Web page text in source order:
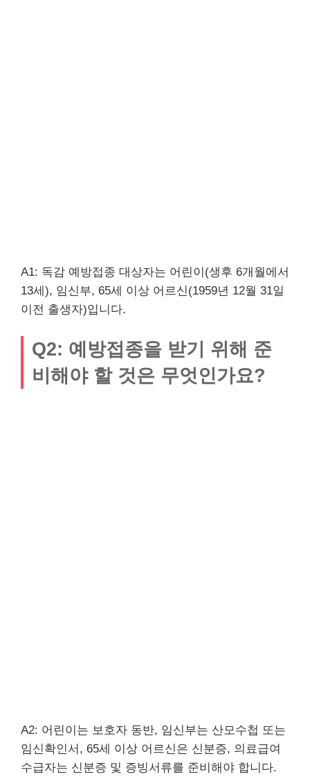
A1: 독감 예방접종 대상자는 어린이(생후 6개월에서
13세), 임신부, 65세 이상 어르신(1959년 12월 31일
이전 출생자)입니다.
Q2: 예방접종을 받기 위해 준
비해야 할 것은 무엇인가요?
A2: 어린이는 보호자 동반, 임신부는 산모수첩 또는
임신확인서, 65세 이상 어르신은 신분증, 의료급여
수급자는 신분증 및 증빙서류를 준비해야 합니다.